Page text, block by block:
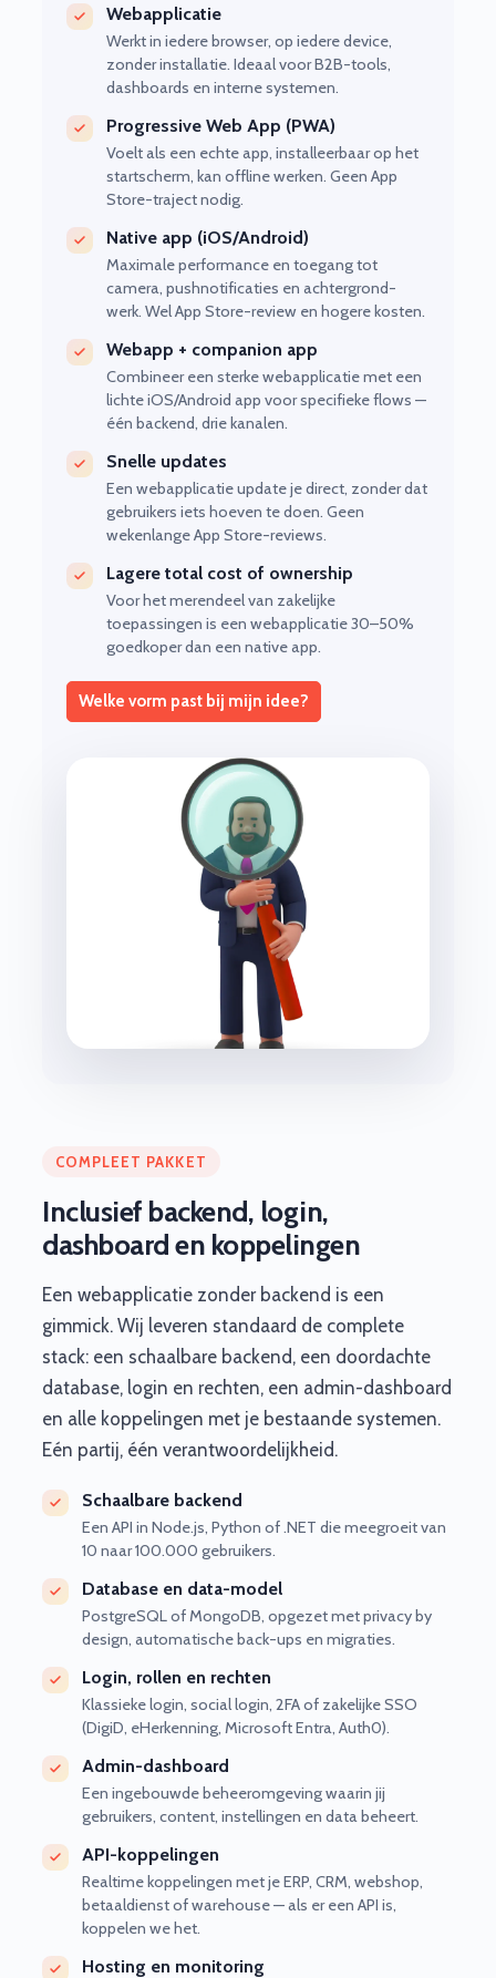
Webapplicatie
Werkt in iedere browser, op iedere device,
zonder installatie. Ideaal voor B2B-tools,
dashboards en interne systemen.
Progressive Web App (PWA)
Voelt als een echte app, installeerbaar op het
startscherm, kan offline werken. Geen App
Store-traject nodig.
Native app (iOS/Android)
Maximale performance en toegang tot
camera, pushnotificaties en achtergrond-
werk. Wel App Store-review en hogere kosten.
Webapp + companion app
Combineer een sterke webapplicatie met een
lichte iOS/Android app voor specifieke flows —
één backend, drie kanalen.
Snelle updates
Een webapplicatie update je direct, zonder dat
gebruikers iets hoeven te doen. Geen
wekenlange App Store-reviews.
Lagere total cost of ownership
Voor het merendeel van zakelijke
toepassingen is een webapplicatie 30–50%
goedkoper dan een native app.
Welke vorm past bij mijn idee?
COMPLEET PAKKET
Inclusief backend, login,
dashboard en koppelingen
Een webapplicatie zonder backend is een
gimmick. Wij leveren standaard de complete
stack: een schaalbare backend, een doordachte
database, login en rechten, een admin-dashboard
en alle koppelingen met je bestaande systemen.
Eén partij, één verantwoordelijkheid.
Schaalbare backend
Een API in Node.js, Python of .NET die meegroeit van
10 naar 100.000 gebruikers.
Database en data-model
PostgreSQL of MongoDB, opgezet met privacy by
design, automatische back-ups en migraties.
Login, rollen en rechten
Klassieke login, social login, 2FA of zakelijke SSO
(DigiD, eHerkenning, Microsoft Entra, Auth0).
Admin-dashboard
Een ingebouwde beheeromgeving waarin jij
gebruikers, content, instellingen en data beheert.
API-koppelingen
Realtime koppelingen met je ERP, CRM, webshop,
betaaldienst of warehouse — als er een API is,
koppelen we het.
Hosting en monitoring